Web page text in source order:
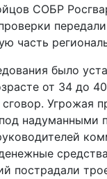
СОБР
передали
часть
было
от 34 до
Угрожая
надуманными
пострадали